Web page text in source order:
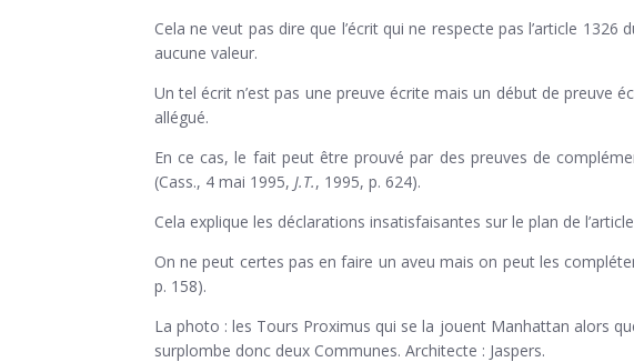
Cela ne veut pas dire que l’écrit qui ne respecte pas l’article
aucune valeur.
Un tel écrit n’est pas une preuve écrite mais un début de preuve
allégué.
En ce cas, le fait peut être prouvé par des preuves de
(Cass., 4 mai 1995, J.T., 1995, p. 624).
Cela explique les déclarations insatisfaisantes sur le plan de
On ne peut certes pas en faire un aveu mais on peut les
p. 158).
La photo : les Tours Proximus qui se la jouent Manhattan alors
surplombe donc deux Communes. Architecte : Jaspers.